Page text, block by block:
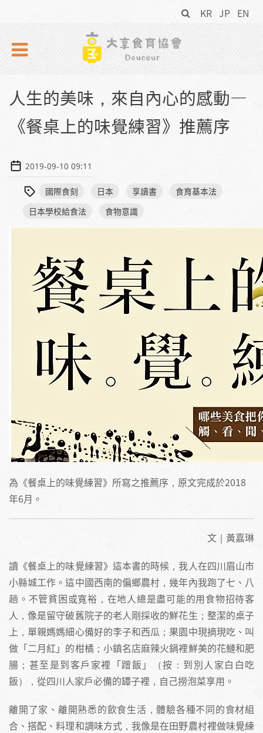
KR JP EN
搜
尋
表
人生的美味，來自內心的感動—
《餐桌上的味覺練習》推薦序
2019-09-10 09:11
國際食刻 日本 享讀書
食育基本法
日本學校給食法
食物意識
為《餐桌上的味覺練習》所寫之推薦序，原文完成於2018
年6月。
文｜黃嘉琳
讀《餐桌上的味覺練習》這本書的時候，我人在四川眉山市
小縣城工作。這中國西南的偏鄉農村，幾年內我跑了七、八
趟。不管貧困或寬裕，在地人總是盡可能的用食物招待客
人，像是留守破舊院子的老人剛採收的鮮花生；整潔的桌子
上，單親媽媽細心備好的李子和西瓜；果園中現摘現吃、叫
做「二月紅」的柑橘；小鎮名店麻辣火鍋裡鮮美的花鰱和肥
腸；甚至是到客戶家裡「蹭飯」（按：到別人家白白吃
飯），從四川人家戶必備的罈子裡，自己撈泡菜享用。
離開了家、離開熟悉的飲食生活，體驗各種不同的食材組
合、搭配、料理和調味方式，我像是在田野農村裡做味覺練